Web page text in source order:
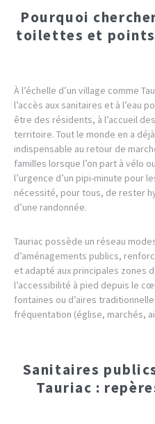
Pourquoi
toilettes et points
À l’échelle d’un village comme
l’accès aux sanitaires et à l’eau
être des résidents, à l’accueil
territoire. Tout le monde en a
indispensable au retour de
familles lorsque l’on part à vélo
l’urgence d’un pipi-minute pour
nécessité, pour tous, de rester
d’une randonnée.
Tauriac possède un réseau
d’aménagements publics,
et adapté aux principales zones
l’accessibilité à pied depuis le
fontaines ou d’aires
fréquentation (église, marchés,
Sanitaires
Tauriac :